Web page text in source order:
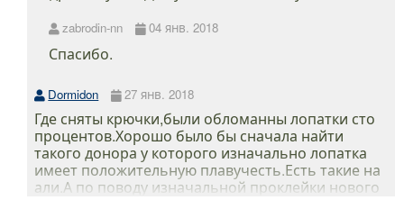
zabrodin-nn 04 янв. 2018
Спасибо.
Dormidon 27 янв. 2018
Где сняты крючки,были обломанны лопатки сто
процентов.Хорошо было бы сначала найти
такого донора у которого изначально лопатка
имеет положительную плавучесть.Есть такие на
али.А по поводу изначальной проклейки нового